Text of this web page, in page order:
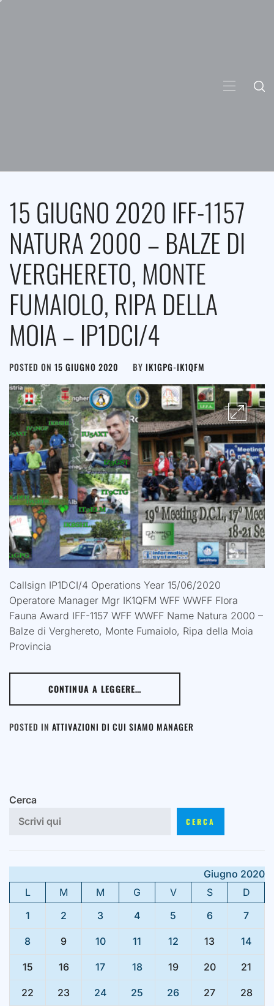
PRIMARY
15 GIUGNO 2020 IFF-1157
NATURA 2000 – BALZE DI
VERGHERETO, MONTE
FUMAIOLO, RIPA DELLA
MOIA – IP1DCI/4
POSTED ON 15 GIUGNO 2020 BY IK1GPG-IK1QFM
Callsign IP1DCI/4 Operations Year 15/06/2020
Operatore Manager Mgr IK1QFM WFF WWFF Flora
Fauna Award IFF-1157 WFF WWFF Name Natura 2000 –
Balze di Verghereto, Monte Fumaiolo, Ripa della Moia
Provincia
CONTINUA A LEGGERE…
POSTED IN ATTIVAZIONI DI CUI SIAMO MANAGER
Cerca
CERCA
Giugno 2020
L
M M G V S
D
1
2 3 4 5 6 7
8 9 10 11 12 13 14
15 16 17 18 19 20 21
22 23 24 25 26 27 28